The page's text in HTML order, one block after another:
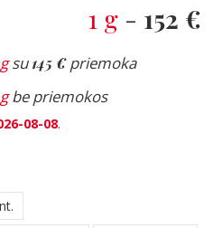
1 g - 152 €
su145 €priemoka
be priemokos
08-08.